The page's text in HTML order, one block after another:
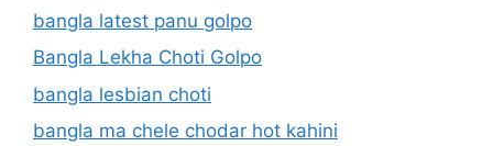
bangla latest panu golpo
Bangla Lekha Choti Golpo
bangla lesbian choti
bangla ma chele chodar hot kahini